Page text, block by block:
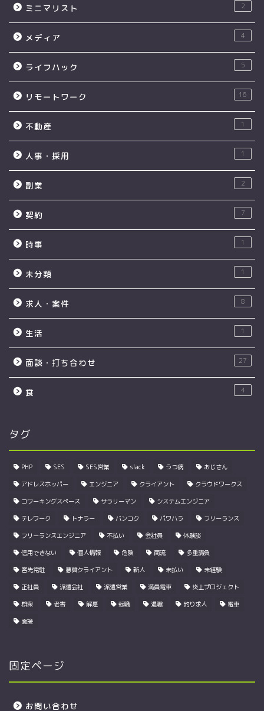
ミニマリスト 2
メディア 4
ライフハック 5
リモートワーク 16
不動産 1
人事・採用 1
副業 2
契約 7
時事 1
未分類 1
求人・案件 8
生活 1
面談・打ち合わせ 27
食 4
タグ
PHP SES SES営業 slack うつ病 おじさん
アドレスホッパー エンジニア クライアント クラウドワークス
コワーキングスペース サラリーマン システムエンジニア
テレワーク トナラー バンコク パワハラ フリーランス
フリーランスエンジニア 不払い 会社員 体験談
信用できない 個人情報 危険 商流 多重請負
客先常駐 悪質クライアント 新人 未払い 未経験
正社員 派遣会社 派遣営業 満員電車 炎上プロジェクト
群衆 老害 解雇 転職 退職 釣り求人 電車
面接
固定ページ
お問い合わせ